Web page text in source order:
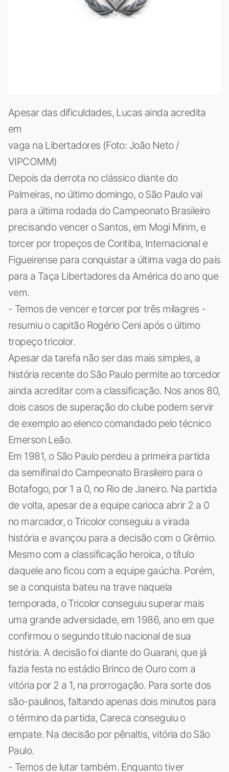
Apesar das dificuldades, Lucas ainda acredita
em
vaga na Libertadores (Foto: João Neto /
VIPCOMM)
Depois da derrota no clássico diante do
Palmeiras, no último domingo, o São Paulo vai
para a última rodada do Campeonato Brasileiro
precisando vencer o Santos, em Mogi Mirim, e
torcer por tropeços de Coritiba, Internacional e
Figueirense para conquistar a última vaga do país
para a Taça Libertadores da América do ano que
vem.
- Temos de vencer e torcer por três milagres -
resumiu o capitão Rogério Ceni após o último
tropeço tricolor.
Apesar da tarefa não ser das mais simples, a
história recente do São Paulo permite ao torcedor
ainda acreditar com a classificação. Nos anos 80,
dois casos de superação do clube podem servir
de exemplo ao elenco comandado pelo técnico
Emerson Leão.
Em 1981, o São Paulo perdeu a primeira partida
da semifinal do Campeonato Brasileiro para o
Botafogo, por 1 a 0, no Rio de Janeiro. Na partida
de volta, apesar de a equipe carioca abrir 2 a 0
no marcador, o Tricolor conseguiu a virada
história e avançou para a decisão com o Grêmio.
Mesmo com a classificação heroica, o título
daquele ano ficou com a equipe gaúcha. Porém,
se a conquista bateu na trave naquela
temporada, o Tricolor conseguiu superar mais
uma grande adversidade, em 1986, ano em que
confirmou o segundo titulo nacional de sua
história. A decisão foi diante do Guarani, que já
fazia festa no estádio Brinco de Ouro com a
vitória por 2 a 1, na prorrogação. Para sorte dos
são-paulinos, faltando apenas dois minutos para
o término da partida, Careca conseguiu o
empate. Na decisão por pênaltis, vitória do São
Paulo.
- Temos de lutar também. Enquanto tiver